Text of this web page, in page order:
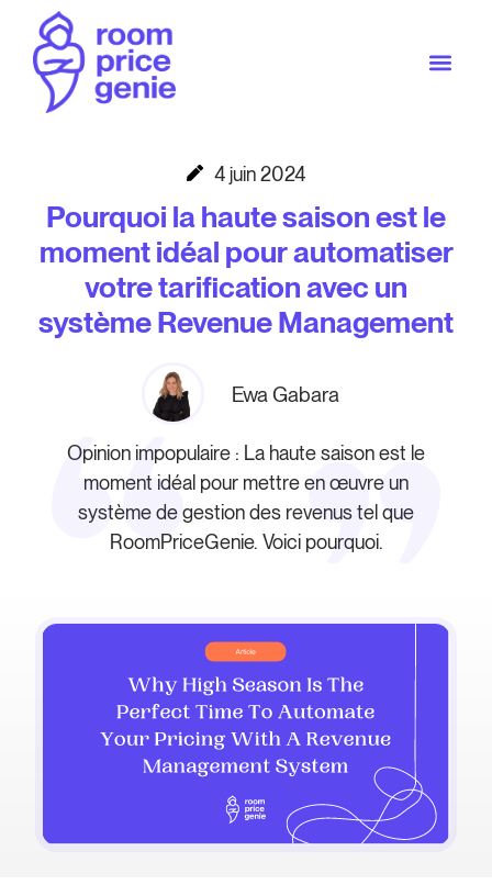
4 juin 2024
Pourquoi la haute saison est le
moment idéal pour automatiser
votre tarification avec un
système Revenue Management
Ewa Gabara
Opinion impopulaire : La haute saison est le
moment idéal pour mettre en œuvre un
système de gestion des revenus tel que
RoomPriceGenie. Voici pourquoi.